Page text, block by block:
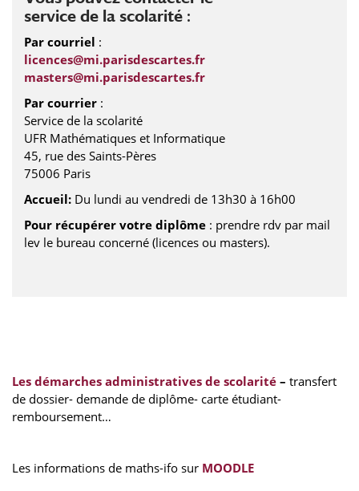
service de la scolarité :
Par courriel :
licences@mi.parisdescartes.fr
masters@mi.parisdescartes.fr
Par courrier :
Service de la scolarité
UFR Mathématiques et Informatique
45, rue des Saints-Pères
75006 Paris
Accueil: Du lundi au vendredi de 13h30 à 16h00
Pour récupérer votre diplôme : prendre rdv par mail
lev le bureau concerné (licences ou masters).
Les démarches administratives de scolarité – transfert
de dossier- demande de diplôme- carte étudiant-
remboursement…
Les informations de maths-ifo sur MOODLE